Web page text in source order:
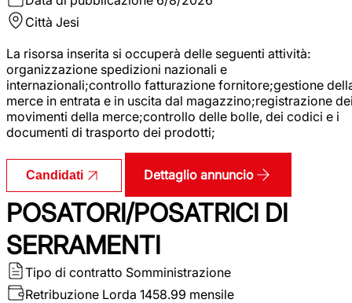
Città Jesi
La risorsa inserita si occuperà delle seguenti attività:
organizzazione spedizioni nazionali e
internazionali;controllo fatturazione fornitore;gestione
merce in entrata e in uscita dal magazzino;registrazione
movimenti della merce;controllo delle bolle, dei codici e i
documenti di trasporto dei prodotti;
Candidati Dettaglio annuncio
POSATORI/POSATRICI DI
SERRAMENTI
Tipo di contratto Somministrazione
Retribuzione Lorda 1458.99 mensile